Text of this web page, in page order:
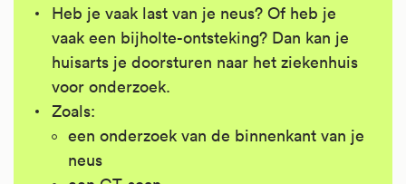
Heb je vaak last van je neus? Of heb je
vaak een bijholte-ontsteking? Dan kan je
huisarts je doorsturen naar het ziekenhuis
voor onderzoek.
Zoals:
een onderzoek van de binnenkant van je
neus